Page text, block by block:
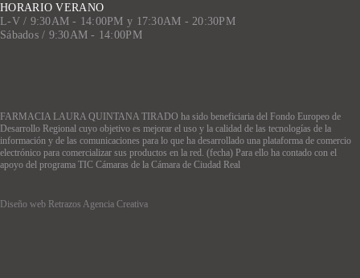
HORARIO VERANO
L-V / 9:30AM - 14:00PM y 17:30AM - 20:30PM
Sábados / 9:30AM - 14:00PM
FARMACIA LAURA QUINTANA TIRADO ha sido beneficiaria del Fondo Europeo de
Desarrollo Regional cuyo objetivo es mejorar el uso y la calidad de las tecnologías de la
información y de las comunicaciones para lo que ha desarrollado una plataforma de comercio
electrónico para comercializar sus productos en la red. (fecha) Para ello ha contado con el
apoyo del programa TIC Cámaras de la Cámara de Ciudad Real
Diseño web Retrazos Agencia Creativa